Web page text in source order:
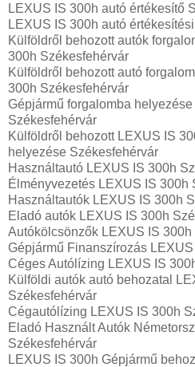
LEXUS IS 300h autó értékesítő
LEXUS IS 300h autó
Külföldről behozott autók
300h Székesfehérvár
Külföldről behozott autó
300h Székesfehérvár
Gépjármű forgalomba
Székesfehérvár
Külföldről behozott LEXUS IS
helyezése Székesfehérvár
Használtautó‎ LEXUS IS 300h
Élményvezetés LEXUS IS 300h
Használtautó‎k LEXUS IS 300h
Eladó autók LEXUS IS 300h
Autókölcsönzők LEXUS IS
Gépjármű Finanszírozás
Céges Autólízing LEXUS IS
Külföldi autók‎ autó behozatal
Székesfehérvár
Cégautólízing LEXUS IS 300h
Eladó Használt Autók
Székesfehérvár
LEXUS IS 300h Gépjármű